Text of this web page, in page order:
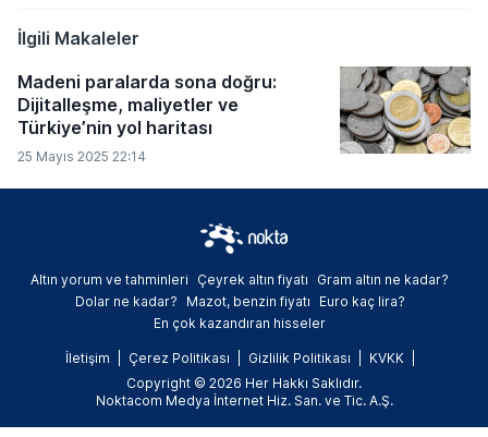
veriler arasında yüksek tutarlı ihale
kazanımları, stratejik distribütörlük
tesis yatırımları öne çıktı.
İlgili Makaleler
Madeni paralarda sona doğru:
Dijitalleşme, maliyetler ve
Türkiye’nin yol haritası
25 Mayıs 2025 22:14
Altın yorum ve tahminleri Çeyrek altın fiyatı
Gram altın ne kadar?
Dolar ne kadar?
Mazot, benzin fiyatı
Euro kaç lira?
En çok kazandıran hisseler
İletişim Çerez Politikası Gizlilik Politikası
KVKK
Copyright © 2026 Her Hakkı Saklıdır.
Noktacom Medya İnternet Hiz. San. ve Tic. A.Ş.